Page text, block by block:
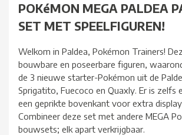
POKéMON MEGA PALDEA
SET MET SPEELFIGUREN!
Welkom in Paldea, Pokémon Trainers!
bouwbare en poseerbare figuren,
de 3 nieuwe starter-Pokémon uit de
Sprigatito, Fuecoco en Quaxly. Er is zelfs
een geprikte bovenkant voor extra
Combineer deze set met andere MEGA
bouwsets; elk apart verkrijgbaar.